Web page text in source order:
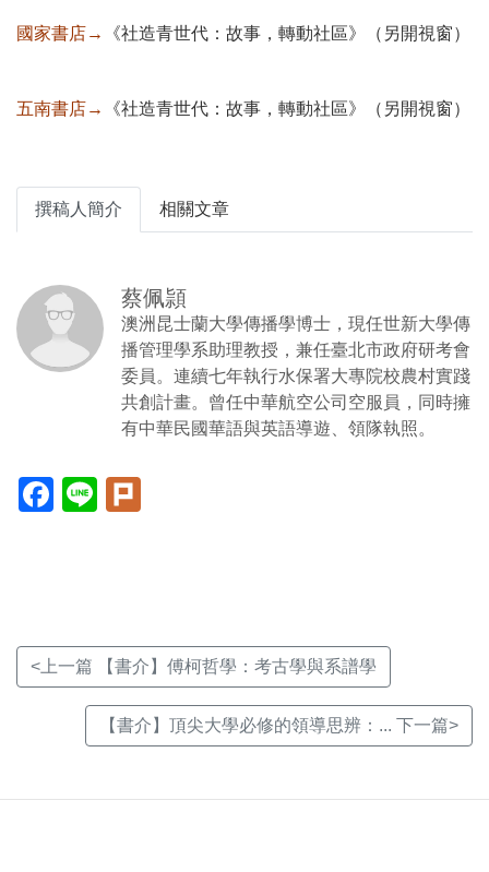
國家書店→ 《社造青世代：故事，轉動社區》（另開視窗）
五南書店→ 《社造青世代：故事，轉動社區》（另開視窗）
撰稿人簡介 相關文章
蔡佩頴
澳洲昆士蘭大學傳播學博士，現任世新大學傳
播管理學系助理教授，兼任臺北市政府研考會
委員。連續七年執行水保署大專院校農村實踐
共創計畫。曾任中華航空公司空服員，同時擁
有中華民國華語與英語導遊、領隊執照。
Facebook(另
開
Line(另
開
<上一篇 【書介】傅柯哲學：考古學與系譜學
【書介】頂尖大學必修的領導思辨：... 下一篇>